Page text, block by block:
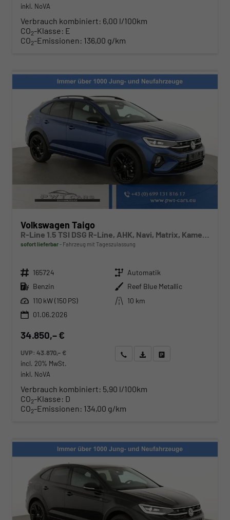
inkl. NoVA
Verbrauch kombiniert: 6,00 l/100km
CO2-Klasse: E
CO2-Emissionen: 136,00 g/km
Volkswagen Taigo
R-Line 1.5 TSI DSG R-Line, AHK, Navi, Matrix, Kamera, ACC, Winter, 4 J.-Garantie
sofort lieferbar Fahrzeug mit Tageszulassung
Fahrzeugnr. 165724 Getriebe Automatik
Kraftstoff Benzin Außenfarbe Reef Blue Metallic
Leistung 110 kW (150 PS) Kilometerstand
10 km
01.06.2026
34.850,– €
UVP:43.870,– €
incl. 20% MwSt.
inkl. NoVA
Wir rufen Sie anAngebot drucken (PDF)
Verbrauch kombiniert: 5,90 l/100km
CO2-Klasse: D
CO2-Emissionen: 134,00 g/km